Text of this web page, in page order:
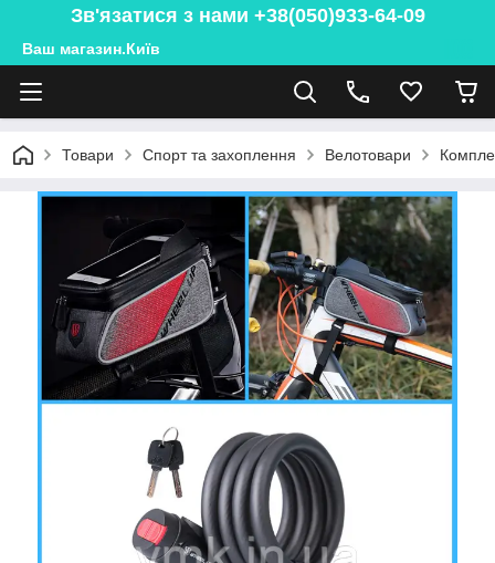
Зв'язатися з нами +38(050)933-64-09
Ваш магазин.Київ
Товари Спорт та захоплення Велотовари